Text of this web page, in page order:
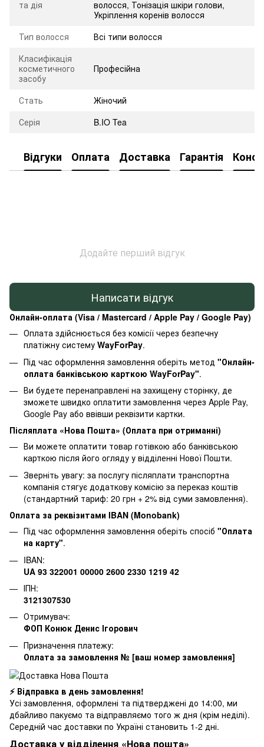
та дія
волосся, Тонізація шкіри голови,
Укріплення коренів волосся
Тип волосся
Всі типи волосся
Класифікація
косметичного
засобу
Професійна
Стать
Жіночий
Серія
B.IO Tea
Відгуки Оплата Доставка Гарантія
Додайте перший відгук
Написати відгук
Онлайн-оплата (Visa / Mastercard / Apple Pay / Google Pay)
Оплата здійснюється без комісії через безпечну
платіжну систему WayForPay.
Під час оформлення замовлення оберіть метод "Онлайн-
оплата банківською карткою WayForPay".
Ви будете перенаправлені на захищену сторінку, де
зможете швидко оплатити замовлення через Apple Pay,
Google Pay або ввівши реквізити картки.
Післяплата «Нова Пошта» (Оплата при отриманні)
Ви можете оплатити товар готівкою або банківською
карткою після його огляду у відділенні Нової Пошти.
Зверніть увагу: за послугу післяплати транспортна
компанія стягує додаткову комісію за переказ коштів
(стандартний тариф: 20 грн + 2% від суми замовлення).
Оплата за реквізитами IBAN (Monobank)
Під час оформлення замовлення оберіть спосіб "Оплата
на карту".
IBAN:
UA 93 322001 00000 2600 2330 1219 42
ІПН:
3121307530
Отримувач:
ФОП Конюк Денис Ігорович
Призначення платежу:
Оплата за замовлення № [ваш номер замовлення]
⚡ Відправка в день замовлення!
Усі замовлення, оформлені та підтверджені до 14:00, ми
дбайливо пакуємо та відправляємо того ж дня (крім неділі).
Середній час доставки по Україні становить 1-2 дні.
Доставка у відділення «Нова пошта»